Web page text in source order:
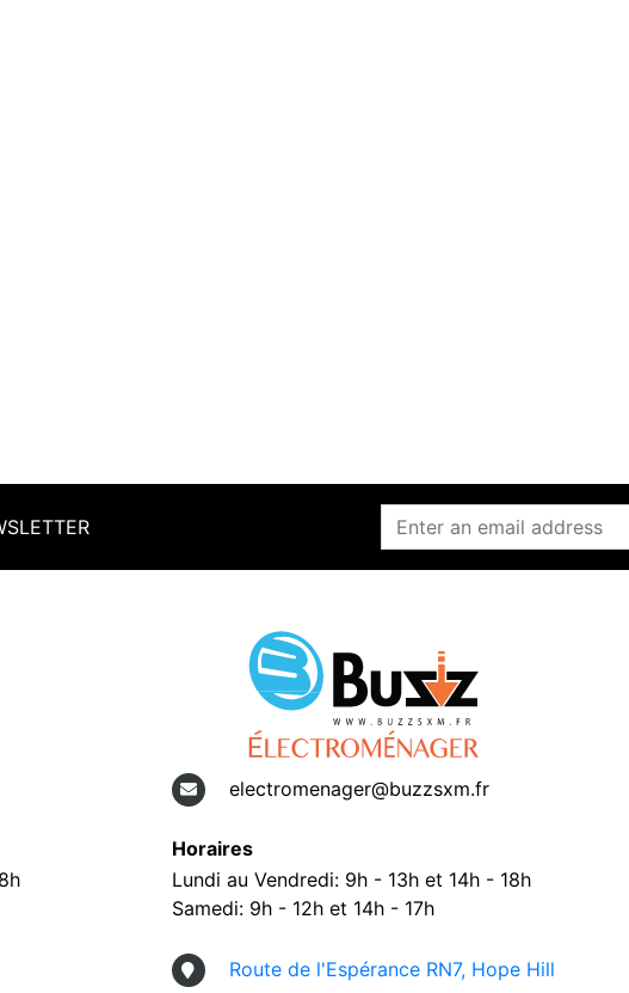
electromenager@buzzsxm.fr
Horaires
Lundi au Vendredi: 9h - 13h et 14h - 18h
Samedi: 9h - 12h et 14h - 17h
Route de l'Espérance RN7, Hope Hill